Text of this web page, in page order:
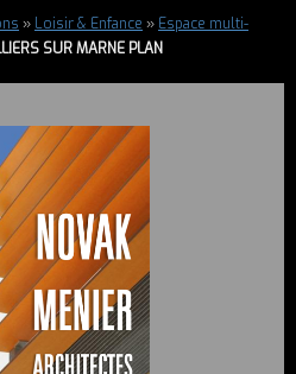
» Loisir & Enfance » Espace multi-
SUR MARNE PLAN